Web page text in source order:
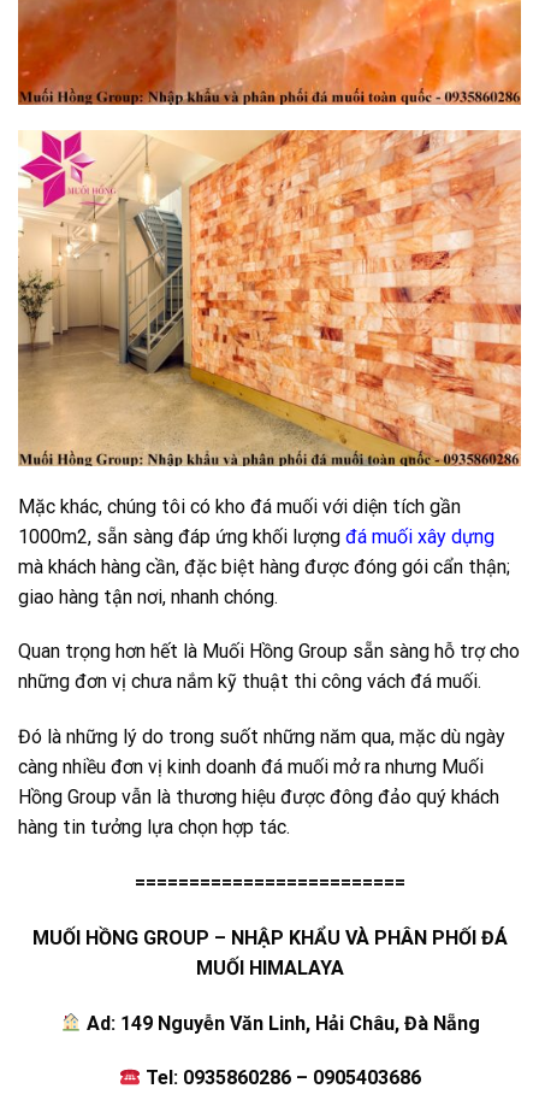
Mặc khác, chúng tôi có kho đá muối với diện tích gần
1000m2, sẵn sàng đáp ứng khối lượng đá muối xây dựng
mà khách hàng cần, đặc biệt hàng được đóng gói cẩn thận;
giao hàng tận nơi, nhanh chóng.
Quan trọng hơn hết là Muối Hồng Group sẵn sàng hỗ trợ cho
những đơn vị chưa nắm kỹ thuật thi công vách đá muối.
Đó là những lý do trong suốt những năm qua, mặc dù ngày
càng nhiều đơn vị kinh doanh đá muối mở ra nhưng Muối
Hồng Group vẫn là thương hiệu được đông đảo quý khách
hàng tin tưởng lựa chọn hợp tác.
=========================
MUỐI HỒNG GROUP – NHẬP KHẨU VÀ PHÂN PHỐI ĐÁ
MUỐI HIMALAYA
Ad: 149 Nguyễn Văn Linh, Hải Châu, Đà Nẵng
Tel: 0935860286 – 0905403686